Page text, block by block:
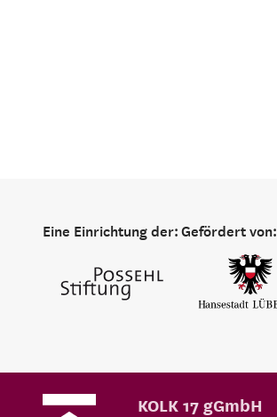
Eine Einrichtung der:Gefördert von:
KOLK 17 gGmbH